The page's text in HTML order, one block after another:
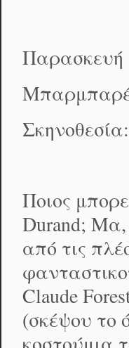
Παρασκευή
Ποιος
Durand; Μα,
από τις
Claude
(σκέψου το